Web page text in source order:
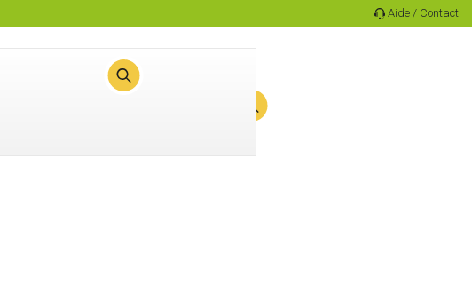
Aide / Contact